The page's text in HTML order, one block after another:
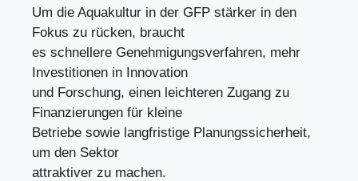
Um die Aquakultur in der GFP stärker in den
Fokus zu rücken, braucht
es schnellere Genehmigungsverfahren, mehr
Investitionen in Innovation
und Forschung, einen leichteren Zugang zu
Finanzierungen für kleine
Betriebe sowie langfristige Planungssicherheit,
um den Sektor
attraktiver zu machen.